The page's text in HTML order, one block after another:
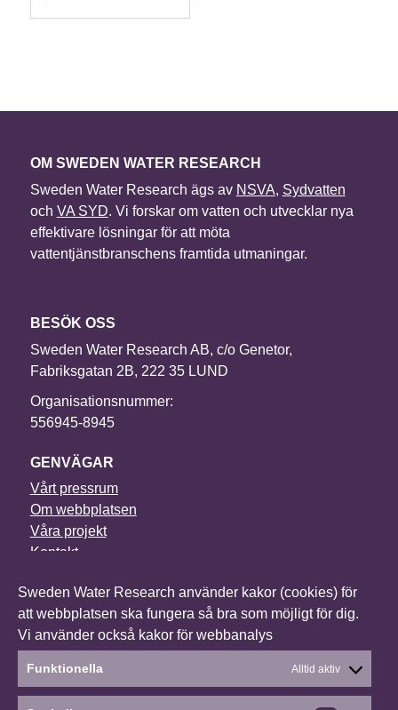
Sweden Water Research använder kakor (cookies) för
att webbplatsen ska fungera så bra som möjligt för dig.
Vi använder också kakor för webbanalys
Funktionella Alltid aktiv
OM SWEDEN WATER RESEARCH
Sweden Water Research ägs av NSVA, Sydvatten
och VA SYD. Vi forskar om vatten och utvecklar nya
effektivare lösningar för att möta
vattentjänstbranschens framtida utmaningar.
BESÖK OSS
Sweden Water Research AB, c/o Genetor,
Fabriksgatan 2B, 222 35 LUND
Organisationsnummer:
556945-8945
GENVÄGAR
Vårt pressrum
Om webbplatsen
Våra projekt
Kontakt
NYHETSBREV
I vårt nyhetsbrev får du senaste nytt om alla våra
projekt, vilka konferenser vi deltar i och mycket annat.
Anmäl dig till vårt nyhetsbrev